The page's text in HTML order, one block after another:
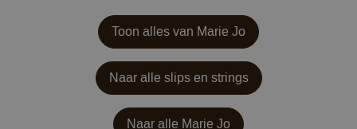
Toon alles van Marie Jo
Naar alle slips en strings
Naar alle Marie Jo